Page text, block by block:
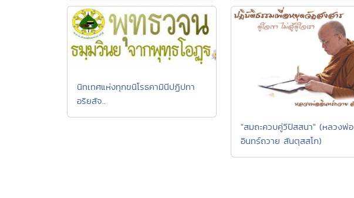
นิทเทศแห่งทุกขนิโรธคามินีปฏิปทา
อริยสัจ..
"สมถะควบคู่วิปัสสนา" (หลวงพ่อ
อินทร์ถวาย สันตุสสโก)